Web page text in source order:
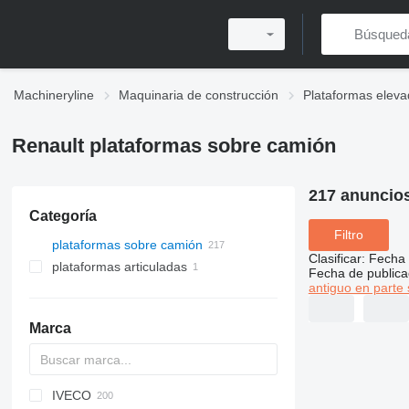
Machineryline Maquinaria de construcción Plataformas
Renault plataformas sobre camión
Categoría
plataformas sobre camión
plataformas articuladas
Marca
A series
Jumper
CF
CA
F-series
Aumark
FL
3309
Z series
HK
700
IVECO
217
Filtro
Clasificar: Fecha
Fecha de
antiguo en parte